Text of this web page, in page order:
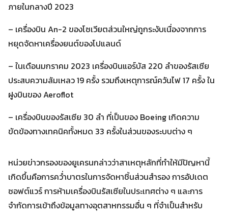
ภายในกลางปี 2023
– เครื่องบิน An-2 ของโซเวียตส่วนใหญ่ถูกระงับเนื่องจากการ
หยุดจัดหาเครื่องยนต์ของโปแลนด์
– ในเดือนมกราคม 2023 เครื่องบินแอร์บัส 220 ลำของรัสเซีย
ประสบความล้มเหลว 19 ครั้ง รวมถึงเหตุการณ์ควันไฟ 17 ครั้ง ใน
ฝูงบินของ Aeroflot
– เครื่องบินของรัสเซีย 30 ลำ ที่เป็นของ Boeing เกิดความ
ขัดข้องทางเทคนิคทั้งหมด 33 ครั้งในส่วนของระบบต่าง ๆ
หน่วยข่าวกรองของยูเครนกล่าวว่าสาเหตุหลักที่ทำให้มีปัญหานี้
เกิดขึ้นคือการคว่ำบาตรในการจัดหาชิ้นส่วนสำรอง การอัปเดต
ซอฟต์แวร์ การห้ามเครื่องบินรัสเซียในประเทศต่าง ๆ และการ
จำกัดการเข้าถึงข้อมูลทางอุตสาหกรรมอื่น ๆ ที่จำเป็นสำหรับ